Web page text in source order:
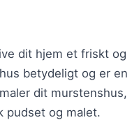
dit hjem et friskt og
betydeligt og er en
dit murstenshus,
pudset og malet.